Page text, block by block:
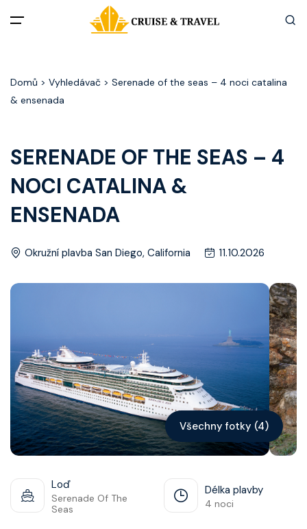
Akční nabídky
Zážitky z plaveb
Užitečné informace
Články
Vyhledat plavbu
Domů > Vyhledávač > Serenade of the seas – 4 noci catalina
& ensenada
SERENADE OF THE SEAS – 4
NOCI CATALINA &
ENSENADA
Okružní plavba San Diego, California 11.10.2026
Všechny fotky (4)
Loď
Serenade Of The
Seas
Délka plavby
4 noci